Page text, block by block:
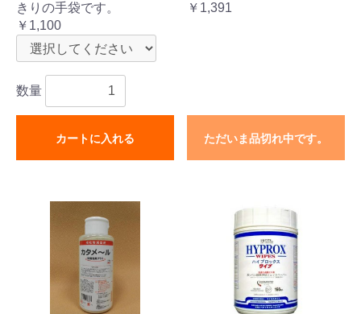
きりの手袋です。
￥1,100
数量
カートに入れる
￥1,391
ただいま品切れ中です。